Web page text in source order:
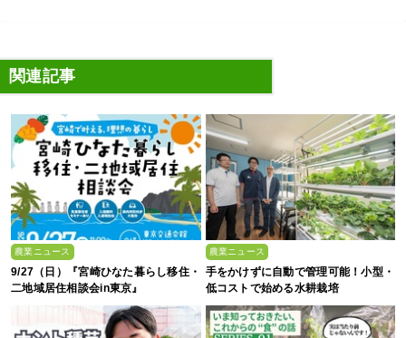
関連記事
農業ニュース
9/27（日）『宮崎ひなた暮らし移住・
二地域居住相談会in東京』
農業ニュース
手をかけずに自動で管理可能！小型・
低コストで始める水耕栽培